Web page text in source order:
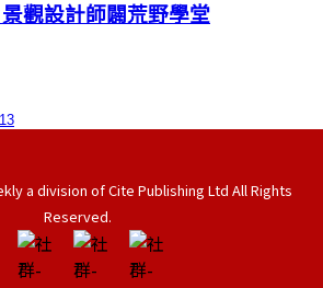
觀設計師闢荒野學堂
a division of Cite Publishing Ltd All Rights
Reserved.